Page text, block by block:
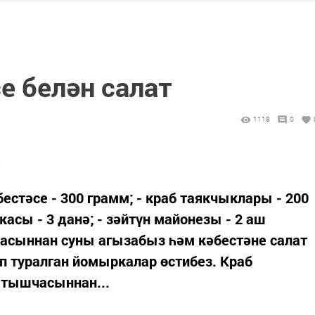
белән салат
1118 0
- 300 грамм; - краб таякчыклары - 200
- 3 данә; - зәйтүн майонезы - 2 аш
суны агызабыз һәм кәбестәне салат
йомыркалар өстибез. Краб
тышчасыннан...